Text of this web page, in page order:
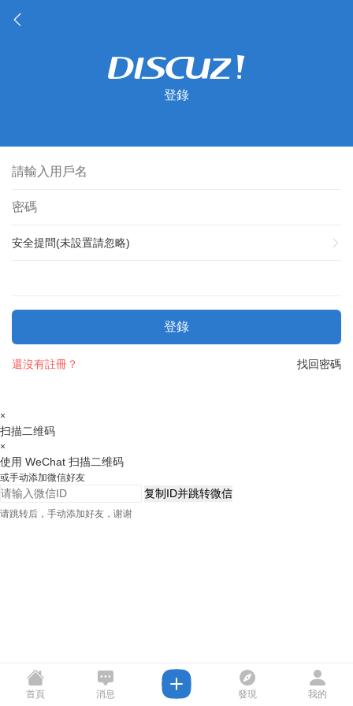
登錄
安全提問(未設置請忽略)
登錄
找回密碼
還沒有註冊？
×
扫描二维码
×
使用 WeChat 扫描二维码
或手动添加微信好友
复制ID并跳转微信
请跳转后，手动添加好友，谢谢
首頁 消息 發現 我的